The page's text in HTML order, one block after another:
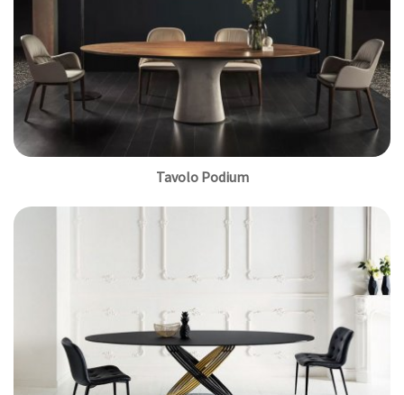
Tavolo Podium